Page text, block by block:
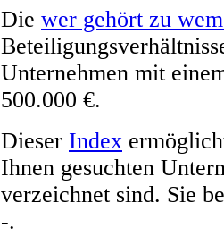
Die wer gehört zu
Unternehmen mit
500.000 €.
Dieser Index
Ihnen gesuchten
verzeichnet sind. Sie
-.